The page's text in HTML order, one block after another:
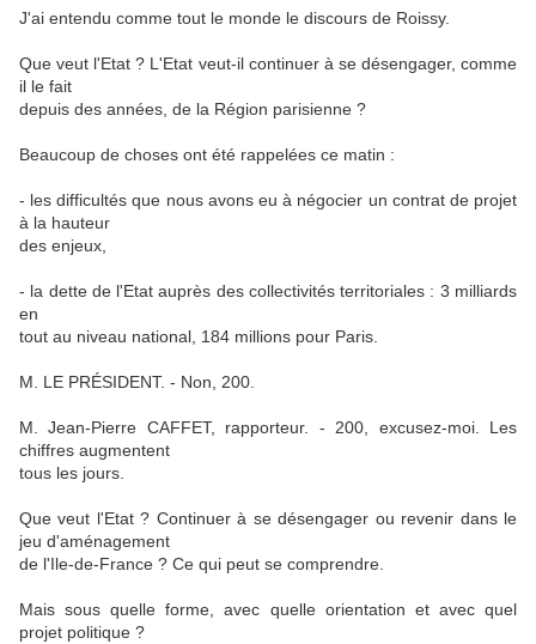
J'ai entendu comme tout le monde le discours de Roissy.
Que veut l'Etat ? L'Etat veut-il continuer à se désengager, comme
il le fait
depuis des années, de la Région parisienne ?
Beaucoup de choses ont été rappelées ce matin :
- les difficultés que nous avons eu à négocier un contrat de projet
à la hauteur
des enjeux,
- la dette de l'Etat auprès des collectivités territoriales : 3 milliards
en
tout au niveau national, 184 millions pour Paris.
M. LE PRÉSIDENT. - Non, 200.
M. Jean-Pierre CAFFET, rapporteur. - 200, excusez-moi. Les
chiffres augmentent
tous les jours.
Que veut l'Etat ? Continuer à se désengager ou revenir dans le
jeu d'aménagement
de l'Ile-de-France ? Ce qui peut se comprendre.
Mais sous quelle forme, avec quelle orientation et avec quel
projet politique ?